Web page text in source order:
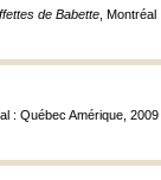
de Babette ,
: Québec Amérique, 2009